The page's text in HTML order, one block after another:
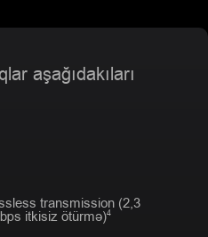
aşağıdakıları
transmission (2,3
itkisiz ötürmə)4